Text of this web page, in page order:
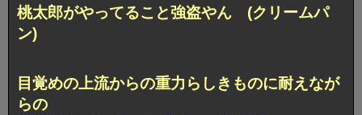
桃太郎がやってること強盗やん (クリームパ
ン)
目覚めの上流からの重力らしきものに耐えなが
らの